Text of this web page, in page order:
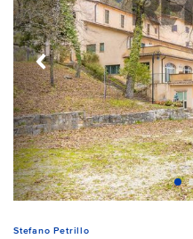
Stefano Petrillo